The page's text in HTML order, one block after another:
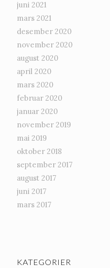
juni 2021
mars 2021
desember 2020
november 2020
august 2020
april 2020
mars 2020
februar 2020
januar 2020
november 2019
mai 2019
oktober 2018
september 2017
august 2017
juni 2017
mars 2017
KATEGORIER